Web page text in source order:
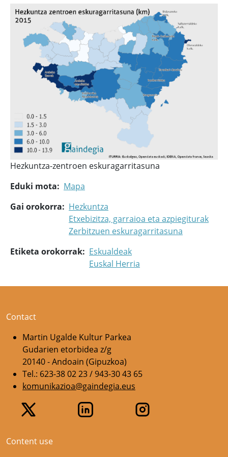
Hezkuntza-zentroen eskuragarritasuna
Eduki mota
Mapa
Gai orokorra
Hezkuntza
Etxebizitza, garraioa eta azpiegiturak
Zerbitzuen eskuragarritasuna
Etiketa orokorrak
Eskualdeak
Euskal Herria
Contact
Martin Ugalde Kultur Parkea
Gudarien etorbidea z/g
20140 - Andoain (Gipuzkoa)
Tel.: 623-38 02 23 / 943-30 43 65
komunikazioa@gaindegia.eus
Content use